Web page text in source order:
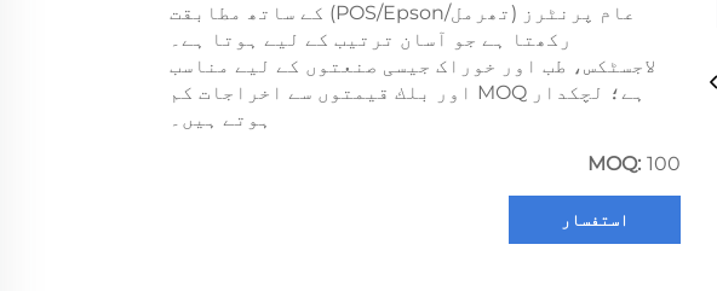
عام پرنٹرز (تھرمل/POS/Epson) کے ساتھ مطابقت
رکھتا ہے جو آسان ترتیب کے لیے ہوتا ہے۔
لاجسٹکس، طب اور خوراک جیسی صنعتوں کے لیے مناسب
ہے؛ لچکدار MOQ اور بلك قیمتوں سے اخراجات کم
ہوتے ہیں۔
MOQ: 100
استفسار